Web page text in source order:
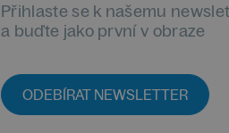
Přihlaste se k našemu
a buďte jako první v obraze
ODEBÍRAT NEWSLETTER